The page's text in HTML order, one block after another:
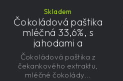
Skladem
Čokoládová paštika
mléčná 33,6%, s
jahodami a
čekankovým
sirupem 100g -
nízkokalorická,
Čokoládová paštika z
čekankového extraktu,
mléčné čokolády...